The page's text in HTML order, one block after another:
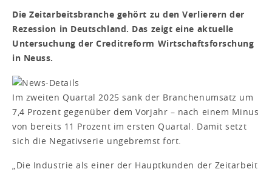
Die Zeitarbeitsbranche gehört zu den Verlierern der
Rezession in Deutschland. Das zeigt eine aktuelle
Untersuchung der Creditreform Wirtschaftsforschung
in Neuss.
Im zweiten Quartal 2025 sank der Branchenumsatz um
7,4 Prozent gegenüber dem Vorjahr – nach einem Minus
von bereits 11 Prozent im ersten Quartal. Damit setzt
sich die Negativserie ungebremst fort.
„Die Industrie als einer der Hauptkunden der Zeitarbeit